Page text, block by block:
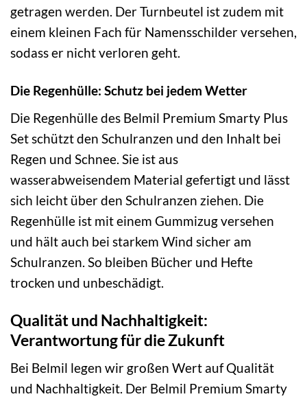
getragen werden. Der Turnbeutel ist zudem mit
einem kleinen Fach für Namensschilder versehen,
sodass er nicht verloren geht.
Die Regenhülle: Schutz bei jedem Wetter
Die Regenhülle des Belmil Premium Smarty Plus
Set schützt den Schulranzen und den Inhalt bei
Regen und Schnee. Sie ist aus
wasserabweisendem Material gefertigt und lässt
sich leicht über den Schulranzen ziehen. Die
Regenhülle ist mit einem Gummizug versehen
und hält auch bei starkem Wind sicher am
Schulranzen. So bleiben Bücher und Hefte
trocken und unbeschädigt.
Qualität und Nachhaltigkeit:
Verantwortung für die Zukunft
Bei Belmil legen wir großen Wert auf Qualität
und Nachhaltigkeit. Der Belmil Premium Smarty